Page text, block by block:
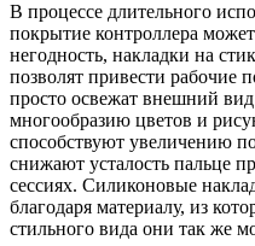
В процессе длительного
покрытие контроллера
негодность, накладки на
позволят привести рабочие
просто освежат внешний вид
многообразию цветов и
способствуют увеличению
снижают усталость пальце
сессиях. Силиконовые
благодаря материалу, из
стильного вида они так же